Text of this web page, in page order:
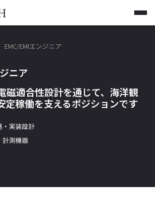
EMC/EMIエンジニア
ニア
磁適合性設計を通じて、海洋観
定稼働を支えるポジションです
・実装設計
計測機器